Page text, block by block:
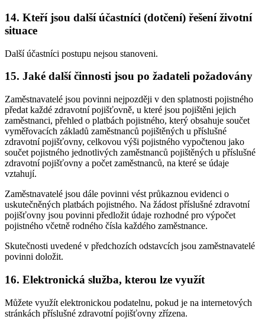
14. Kteří jsou další účastníci (dotčení) řešení životní
situace
Další účastníci postupu nejsou stanoveni.
15. Jaké další činnosti jsou po žadateli požadovány
Zaměstnavatelé jsou povinni nejpozději v den splatnosti pojistného
předat každé zdravotní pojišťovně, u které jsou pojištěni jejich
zaměstnanci, přehled o platbách pojistného, který obsahuje součet
vyměřovacích základů zaměstnanců pojištěných u příslušné
zdravotní pojišťovny, celkovou výši pojistného vypočtenou jako
součet pojistného jednotlivých zaměstnanců pojištěných u příslušné
zdravotní pojišťovny a počet zaměstnanců, na které se údaje
vztahují.
Zaměstnavatelé jsou dále povinni vést průkaznou evidenci o
uskutečněných platbách pojistného. Na žádost příslušné zdravotní
pojišťovny jsou povinni předložit údaje rozhodné pro výpočet
pojistného včetně rodného čísla každého zaměstnance.
Skutečnosti uvedené v předchozích odstavcích jsou zaměstnavatelé
povinni doložit.
16. Elektronická služba, kterou lze využít
Můžete využít elektronickou podatelnu, pokud je na internetových
stránkách příslušné zdravotní pojišťovny zřízena.